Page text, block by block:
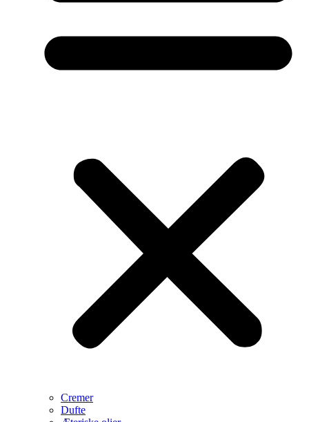
Cremer
Dufte